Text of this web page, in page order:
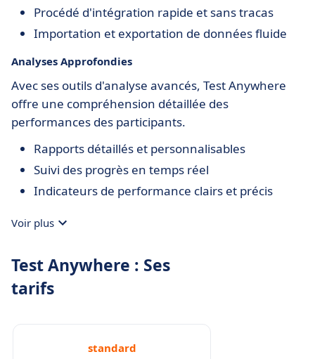
Procédé d'intégration rapide et sans tracas
Importation et exportation de données fluide
Analyses Approfondies
Avec ses outils d'analyse avancés, Test Anywhere
offre une compréhension détaillée des
performances des participants.
Rapports détaillés et personnalisables
Suivi des progrès en temps réel
Indicateurs de performance clairs et précis
Voir plus
Test Anywhere : Ses
tarifs
standard